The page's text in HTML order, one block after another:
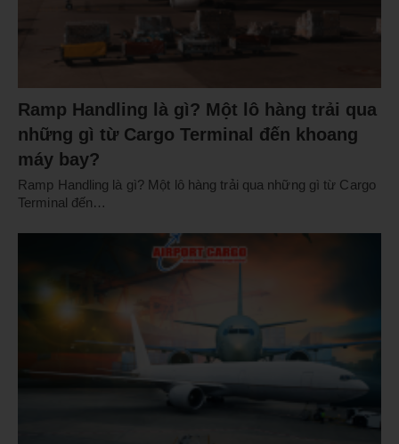
Ramp Handling là gì? Một lô hàng trải qua
những gì từ Cargo Terminal đến khoang
máy bay?
Ramp Handling là gì? Một lô hàng trải qua những gì từ Cargo
Terminal đến…